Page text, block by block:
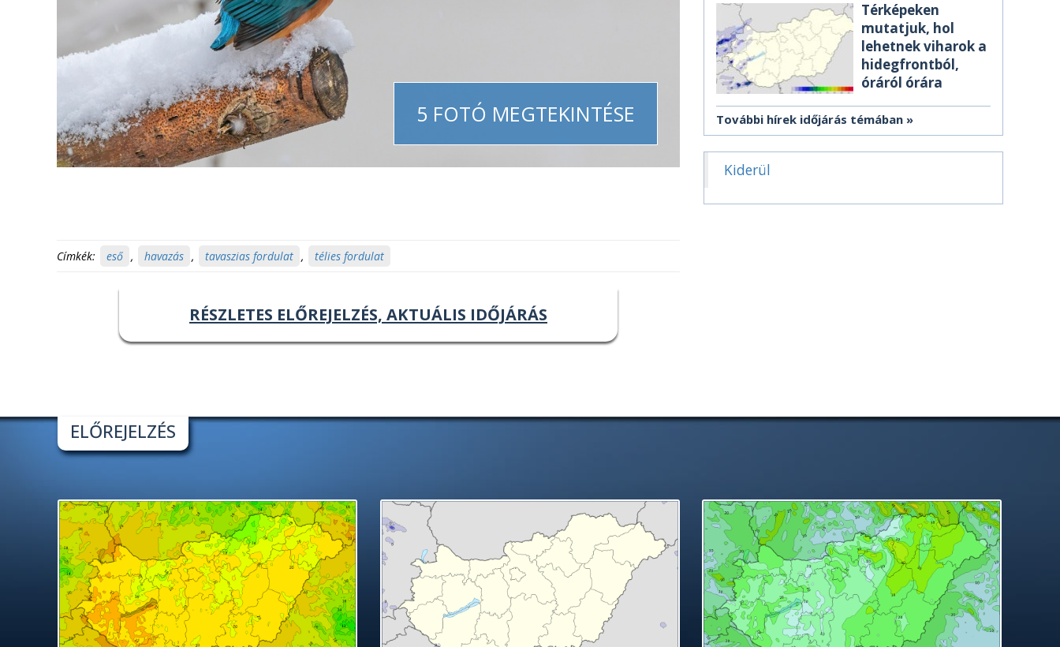
5 FOTÓ MEGTEKINTÉSE
Címkék: eső , havazás , tavaszias fordulat , télies fordulat
RÉSZLETES ELŐREJELZÉS, AKTUÁLIS IDŐJÁRÁS
Térképeken
mutatjuk, hol
lehetnek viharok a
hidegfrontból,
óráról órára
További hírek időjárás témában
Kiderül
ELŐREJELZÉS